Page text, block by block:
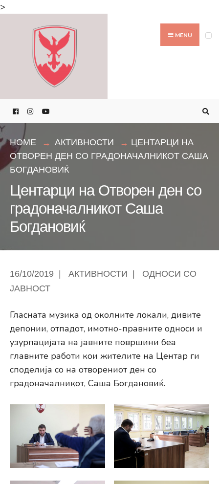
>
MENU
HOME АКТИВНОСТИ
ЦЕНТАРЦИ НА
ОТВОРЕН ДЕН СО ГРАДОНАЧАЛНИКОТ САША
БОГДАНОВИЌ
Центарци на Отворен ден со
градоначалникот Саша
Богдановиќ
16/10/2019 АКТИВНОСТИ
ОДНОСИ СО
ЈАВНОСТ
Гласната музика од околните локали, дивите
депонии, отпадот, имотно-правните односи и
узурпацијата на јавните површини беа
главните работи кои жителите на Центар ги
споделија со на отворениот ден со
градоначалникот, Саша Богдановиќ.